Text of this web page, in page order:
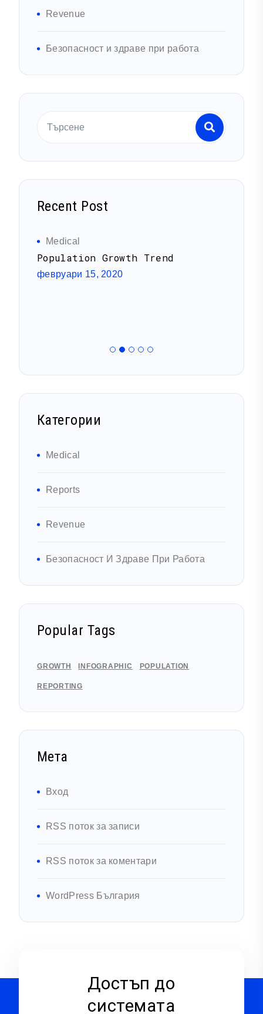
Revenue
Безопасност и здраве при работа
Recent Post
Medical
Population Growth Trend
февруари 15, 2020
Категории
Medical
Reports
Revenue
Безопасност И Здраве При Работа
Popular Tags
GROWTH INFOGRAPHIC POPULATION
REPORTING
Мета
Вход
RSS поток за записи
RSS поток за коментари
WordPress България
Достъп до
системата